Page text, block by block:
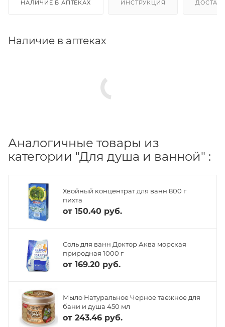
НАЛИЧИЕ В АПТЕКАХ ИНСТРУКЦИЯ
Наличие в аптеках
Аналогичные товары из
категории "Для душа и ванной" :
Хвойный концентрат для ванн 800 г
пихта
от 150.40 руб.
Соль для ванн Доктор Аква морская
природная 1000 г
от 169.20 руб.
Мыло Натуральное Черное таежное для
бани и душа 450 мл
от 243.46 руб.